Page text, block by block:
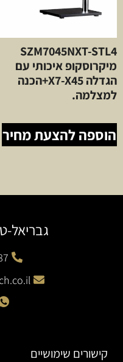
SZM7045NXT-STL4
מיקרוסקופ איכותי עם
הגדלה X7-X45+הכנה
למצלמה.
הוספה להצעת מחיר
גבריאל-
קישורים שימושיים